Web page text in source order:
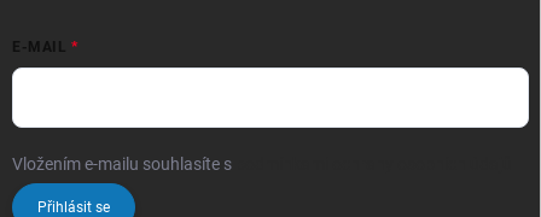
E-MAIL
Vložením e-mailu souhlasíte s
Přihlásit se